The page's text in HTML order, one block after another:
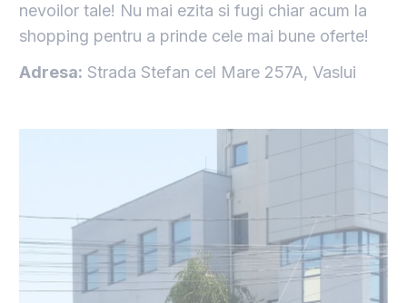
nevoilor tale! Nu mai ezita si fugi chiar acum la
shopping pentru a prinde cele mai bune oferte!
Adresa: Strada Stefan cel Mare 257A, Vaslui